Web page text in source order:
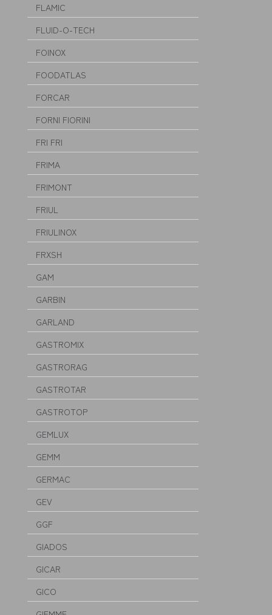
FLAMIC
FLUID-O-TECH
FOINOX
FOODATLAS
FORCAR
FORNI FIORINI
FRI FRI
FRIMA
FRIMONT
FRIUL
FRIULINOX
FRXSH
GAM
GARBIN
GARLAND
GASTROMIX
GASTRORAG
GASTROTAR
GASTROTOP
GEMLUX
GEMM
GERMAC
GEV
GGF
GIADOS
GICAR
GICO